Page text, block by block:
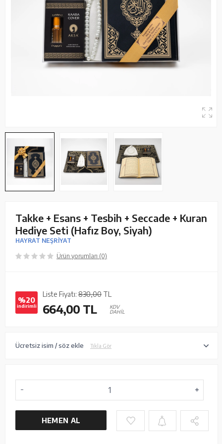
Takke + Esans + Tesbih + Seccade + Kuran
Hediye Seti (Hafız Boy, Siyah)
HAYRAT NEŞRİYAT
Ürün yorumları (0)
%20
indirimli
Liste Fiyatı: 830,00 TL
664,00 TL
KDV
DAHİL
Ücretsiz isim / söz ekle Tıkla Gör
HEMEN AL